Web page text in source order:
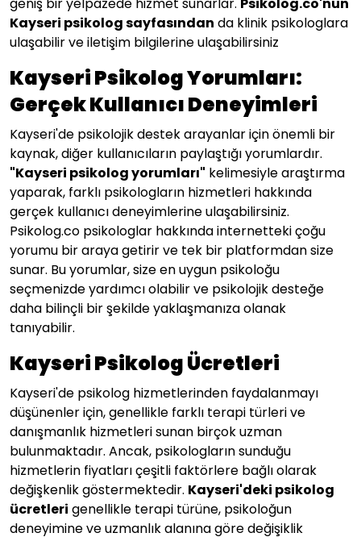
geniş bir yelpazede hizmet sunarlar. Psikolog.co'nun
Kayseri psikolog sayfasından da klinik psikologlara
ulaşabilir ve iletişim bilgilerine ulaşabilirsiniz
Kayseri Psikolog Yorumları:
Gerçek Kullanıcı Deneyimleri
Kayseri'de psikolojik destek arayanlar için önemli bir
kaynak, diğer kullanıcıların paylaştığı yorumlardır.
" Kayseri psikolog yorumları" kelimesiyle araştırma
yaparak, farklı psikologların hizmetleri hakkında
gerçek kullanıcı deneyimlerine ulaşabilirsiniz.
Psikolog.co psikologlar hakkında internetteki çoğu
yorumu bir araya getirir ve tek bir platformdan size
sunar. Bu yorumlar, size en uygun psikoloğu
seçmenizde yardımcı olabilir ve psikolojik desteğe
daha bilinçli bir şekilde yaklaşmanıza olanak
tanıyabilir.
Kayseri Psikolog Ücretleri
Kayseri'de psikolog hizmetlerinden faydalanmayı
düşünenler için, genellikle farklı terapi türleri ve
danışmanlık hizmetleri sunan birçok uzman
bulunmaktadır. Ancak, psikologların sunduğu
hizmetlerin fiyatları çeşitli faktörlere bağlı olarak
değişkenlik göstermektedir. Kayseri'deki psikolog
ücretleri genellikle terapi türüne, psikoloğun
deneyimine ve uzmanlık alanına göre değişiklik